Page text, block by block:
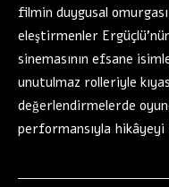
filmin duygusal
eleştirmenler
sinemasının efsane
unutulmaz rolleriyle
değerlendirmelerde
performansıyla hikâyeyi